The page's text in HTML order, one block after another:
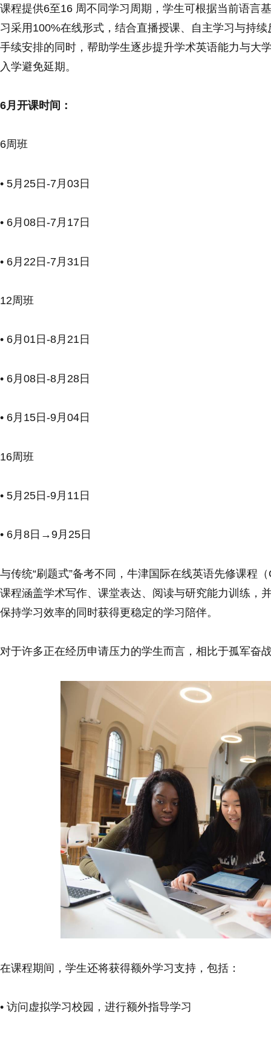
课程提供6至16 周不同学习周期，学生可根据当前语言
习采用100%在线形式，结合直播授课、自主学习与持
手续安排的同时，帮助学生逐步提升学术英语能力与大
入学避免延期。
6月开课时间：
6周班
• 5月25日-7月03日
• 6月08日-7月17日
• 6月22日-7月31日
12周班
• 6月01日-8月21日
• 6月08日-8月28日
• 6月15日-9月04日
16周班
• 5月25日-9月11日
• 6月8日→9月25日
与传统“刷题式”备考不同，牛津国际在线英语先修课程
课程涵盖学术写作、课堂表达、阅读与研究能力训练，
保持学习效率的同时获得更稳定的学习陪伴。
对于许多正在经历申请压力的学生而言，相比于孤军奋
在课程期间，学生还将获得额外学习支持，包括：
• 访问虚拟学习校园，进行额外指导学习